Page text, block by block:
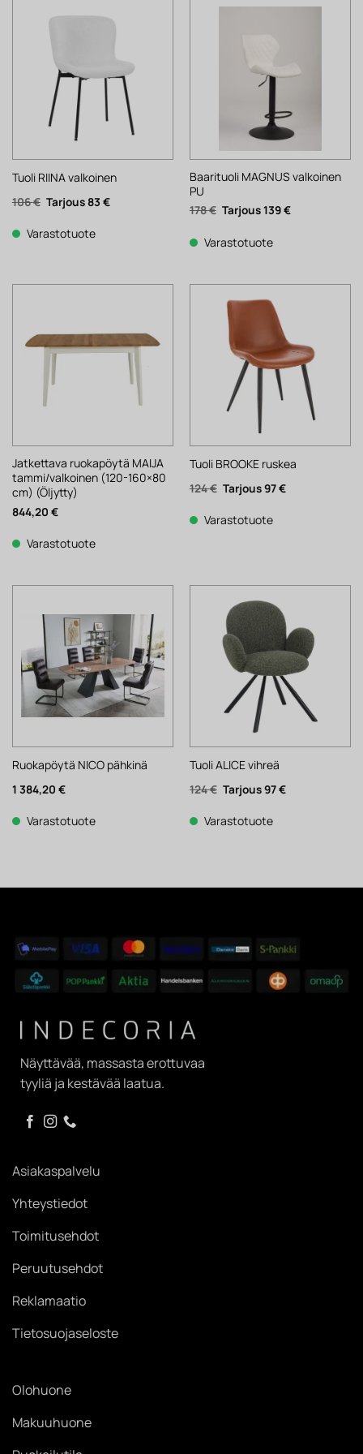
Tuoli RIINA valkoinen
106€ Alkuperäinen
hinta
106 €.
83 €Nykyinen
Varastotuote
Baarituoli MAGNUS valkoinen
PU
178€ Alkuperäinen
hinta
178 €.
139€Nykyinen
Varastotuote
Jatkettava ruokapöytä MAIJA
tammi/valkoinen (120-160×80
cm) (Öljytty)
844,20 €
Varastotuote
Tuoli BROOKE ruskea
124€ Alkuperäinen
hinta
124 €.
97€Nykyinen
Varastotuote
Ruokapöytä NICO pähkinä
1 384,20 €
Varastotuote
Tuoli ALICE vihreä
124€ Alkuperäinen
hinta
124 €.
97€Nykyinen
Varastotuote
Näyttävää, massasta erottuvaa
tyyliä ja kestävää laatua.
Asiakaspalvelu
Yhteystiedot
Toimitusehdot
Peruutusehdot
Reklamaatio
Tietosuojaseloste
Olohuone
Makuuhuone